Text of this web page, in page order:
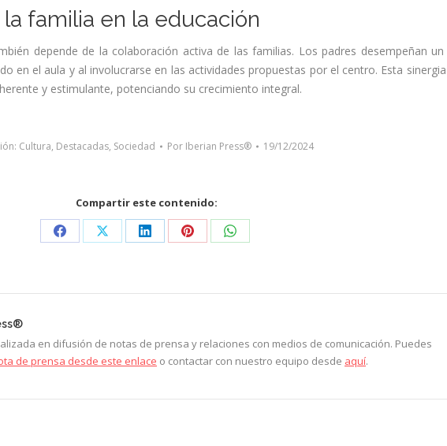
familia en la educación
depende de la colaboración activa de las familias. Los padres desempeñan un
en el aula y al involucrarse en las actividades propuestas por el centro. Esta
y estimulante, potenciando su crecimiento integral.
Cultura, Destacadas, Sociedad Por Iberian Press® 19/12/2024
Compartir este contenido:
Share
Facebook
Share
X
Share
LinkedIn
Share
Pinterest
Share
WhatsApp
en difusión de notas de prensa y relaciones con medios de comunicación. Puedes
de prensa desde este enlace o contactar con nuestro equipo desde aquí.